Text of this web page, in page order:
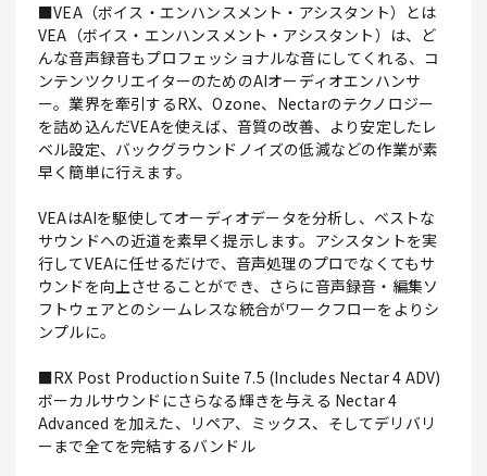
■VEA（ボイス・エンハンスメント・アシスタント）とは
VEA（ボイス・エンハンスメント・アシスタント）は、ど
んな音声録音もプロフェッショナルな音にしてくれる、コ
ンテンツクリエイターのためのAIオーディオエンハンサ
ー。業界を牽引するRX、Ozone、Nectarのテクノロジー
を詰め込んだVEAを使えば、音質の改善、より安定したレ
ベル設定、バックグラウンドノイズの低減などの作業が素
早く簡単に行えます。
VEAはAIを駆使してオーディオデータを分析し、ベストな
サウンドへの近道を素早く提示します。アシスタントを実
行してVEAに任せるだけで、音声処理のプロでなくてもサ
ウンドを向上させることができ、さらに音声録音・編集ソ
フトウェアとのシームレスな統合がワークフローをよりシ
ンプルに。
■RX Post Production Suite 7.5 (Includes Nectar 4 ADV)
ボーカルサウンドにさらなる輝きを与える Nectar 4
Advanced を加えた、リペア、ミックス、そしてデリバリ
ーまで全てを完結するバンドル